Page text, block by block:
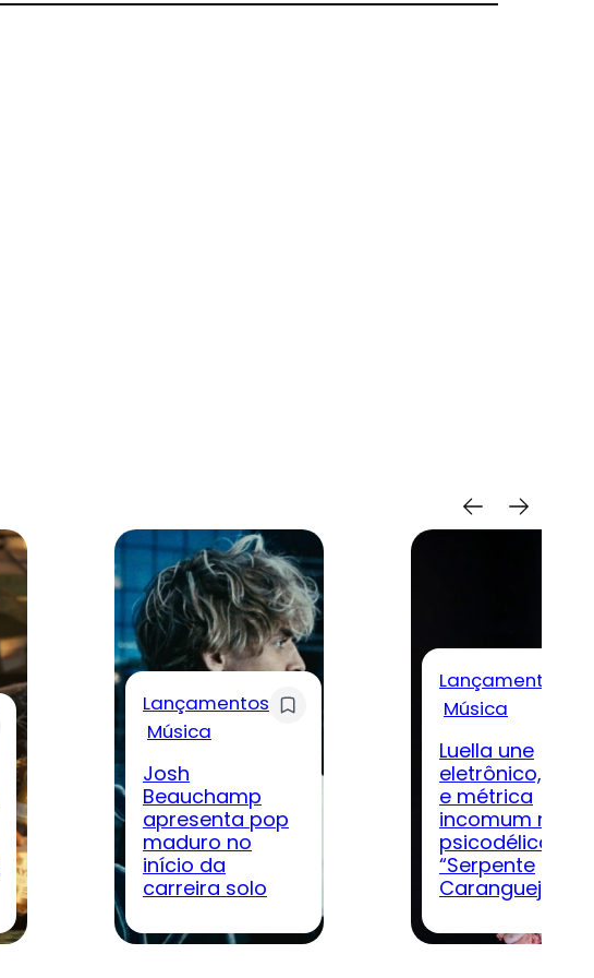
Lançamentos
Música
Josh
Beauchamp
apresenta pop
maduro no
início da
carreira solo
Lançamentos
Música
Luella une
eletrônico, rock
e métrica
incomum na
psicodélica
“Serpente
Caranguejo”